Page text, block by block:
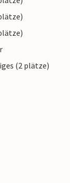
(2 plätze)